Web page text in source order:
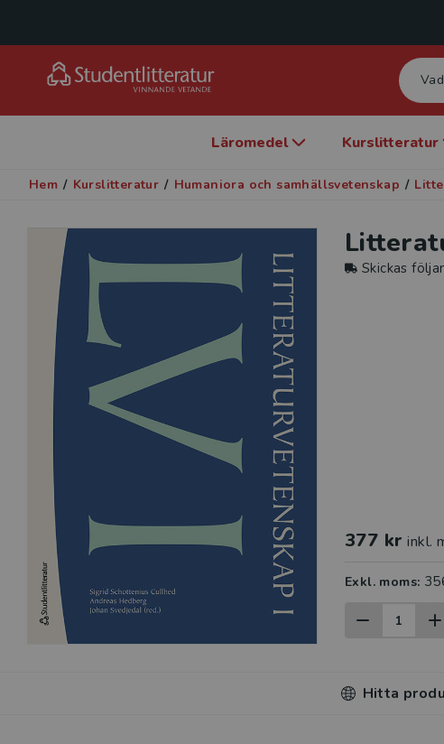
Läromedel Kurslitteratur
Hem / Kurslitteratur / Humaniora och samhällsvetenskap /
Skickas
377 kr inkl.
Exkl. moms:
Hitta